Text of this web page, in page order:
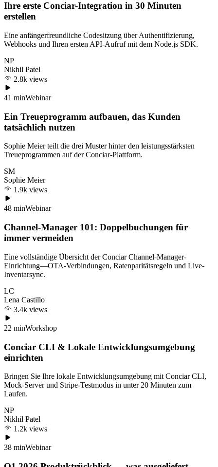
Ihre erste Conciar-Integration in 30 Minuten
erstellen
Eine anfängerfreundliche Codesitzung über Authentifizierung,
Webhooks und Ihren ersten API-Aufruf mit dem Node.js SDK.
NP
Nikhil Patel
2.8k views
41 minWebinar
Ein Treueprogramm aufbauen, das Kunden
tatsächlich nutzen
Sophie Meier teilt die drei Muster hinter den leistungsstärksten
Treueprogrammen auf der Conciar-Plattform.
SM
Sophie Meier
1.9k views
48 minWebinar
Channel-Manager 101: Doppelbuchungen für
immer vermeiden
Eine vollständige Übersicht der Conciar Channel-Manager-
Einrichtung—OTA-Verbindungen, Ratenparitätsregeln und Live-
Inventarsync.
LC
Lena Castillo
3.4k views
22 minWorkshop
Conciar CLI & Lokale Entwicklungsumgebung
einrichten
Bringen Sie Ihre lokale Entwicklungsumgebung mit Conciar CLI,
Mock-Server und Stripe-Testmodus in unter 20 Minuten zum
Laufen.
NP
Nikhil Patel
1.2k views
38 minWebinar